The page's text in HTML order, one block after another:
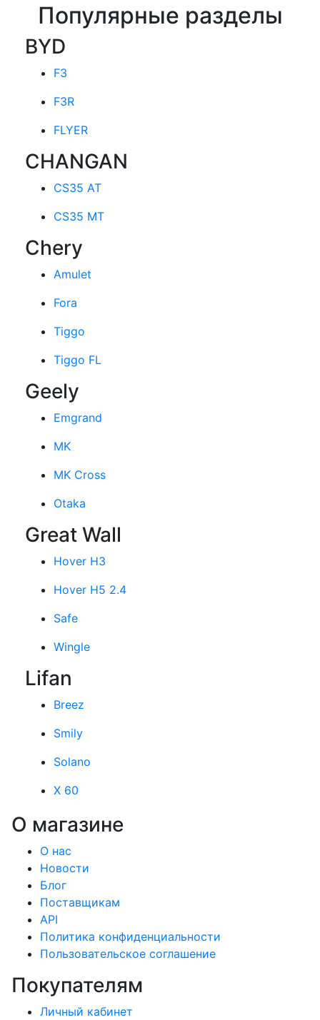
Популярные разделы
BYD
F3
F3R
FLYER
CHANGAN
CS35 AT
CS35 MT
Chery
Amulet
Fora
Tiggo
Tiggo FL
Geely
Emgrand
MK
MK Cross
Otaka
Great Wall
Hover H3
Hover H5 2.4
Safe
Wingle
Lifan
Breez
Smily
Solano
X 60
О магазине
О нас
Новости
Блог
Поставщикам
API
Политика конфиденциальности
Пользовательское соглашение
Покупателям
Личный кабинет